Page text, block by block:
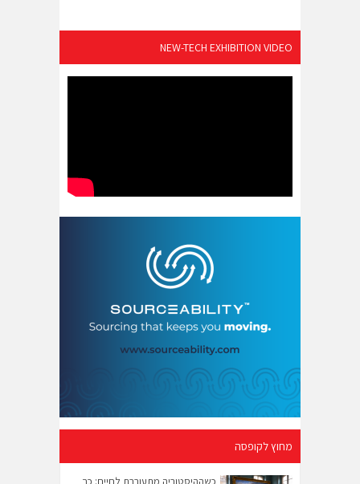
NEW-TECH EXHIBITION VIDEO
מחוץ לקופסה
כשההיסטוריה מתעוררת לחיים: כך